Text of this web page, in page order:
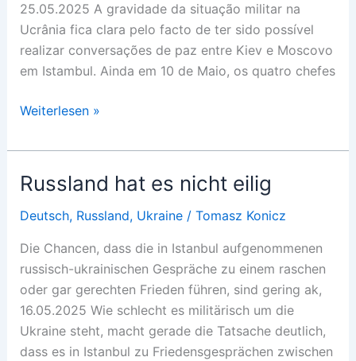
25.05.2025 A gravidade da situação militar na
Ucrânia fica clara pelo facto de ter sido possível
realizar conversações de paz entre Kiev e Moscovo
em Istambul. Ainda em 10 de Maio, os quatro chefes
A
não
tem
pressa
Weiterlesen »
Russland hat es nicht eilig
Deutsch, Russland, Ukraine/ Tomasz Konicz
Die Chancen, dass die in Istanbul aufgenommenen
russisch-ukrainischen Gespräche zu einem raschen
oder gar gerechten Frieden führen, sind gering ak,
16.05.2025 Wie schlecht es militärisch um die
Ukraine steht, macht gerade die Tatsache deutlich,
dass es in Istanbul zu Friedensgesprächen zwischen